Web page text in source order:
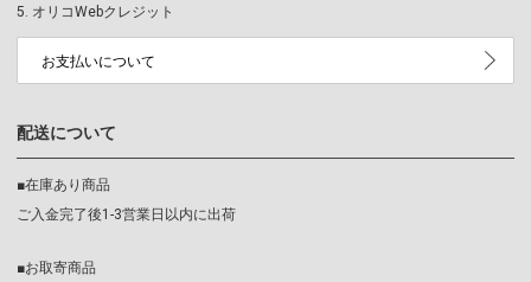
オリコWebクレジット
お支払いについて
配送について
■在庫あり商品
ご入金完了後1-3営業日以内に出荷
■お取寄商品